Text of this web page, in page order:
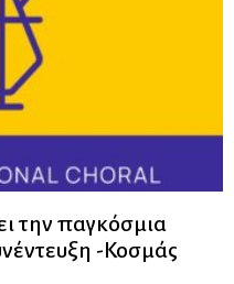
την παγκόσμια
-Κοσμάς